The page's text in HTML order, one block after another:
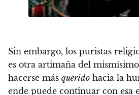
Sin embargo, los puristas
es otra artimaña del mismísimo
hacerse más querido hacia la
ende puede continuar con esa